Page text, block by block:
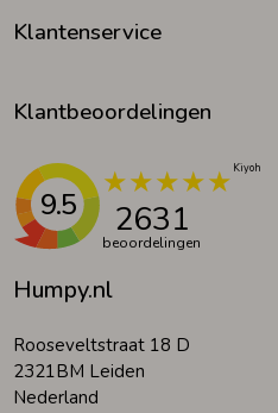
Humpy.nl
Rooseveltstraat 18 D
2321BM Leiden
Nederland
Klantenservice
Klantbeoordelingen
9.5 2631
beoordelingen